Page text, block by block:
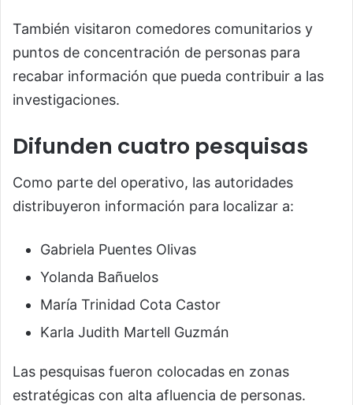
También visitaron comedores comunitarios y
puntos de concentración de personas para
recabar información que pueda contribuir a las
investigaciones.
Difunden cuatro pesquisas
Como parte del operativo, las autoridades
distribuyeron información para localizar a:
Gabriela Puentes Olivas
Yolanda Bañuelos
María Trinidad Cota Castor
Karla Judith Martell Guzmán
Las pesquisas fueron colocadas en zonas
estratégicas con alta afluencia de personas.